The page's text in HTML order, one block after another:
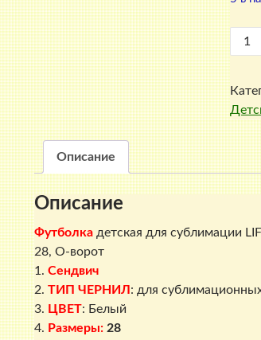
для
LIFE,
-
28,
Описание
Описание
Футболкадетская для сублимации
28, О-ворот
1. Сендвич
2. ТИП ЧЕРНИЛ : для
3. ЦВЕТ: Белый
4. Размеры: 28